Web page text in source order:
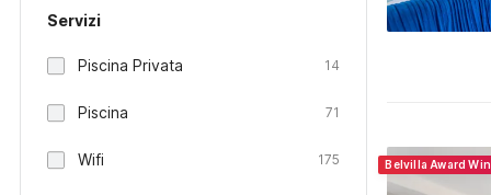
Servizi
Piscina Privata 14
Piscina 71
Wifi 175 Belvilla Award